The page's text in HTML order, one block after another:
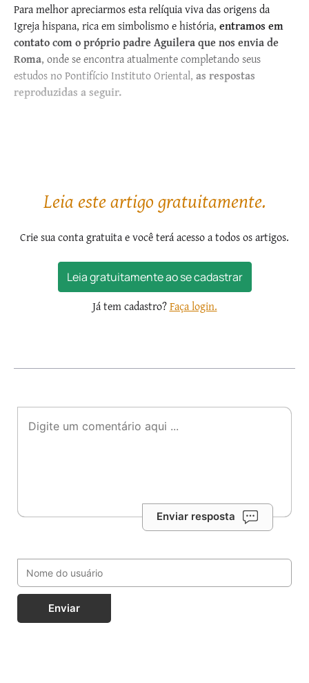
Para melhor apreciarmos esta relíquia viva das origens da
Igreja hispana, rica em simbolismo e história, entramos em
contato com o próprio padre Aguilera que nos envia de
Roma, onde se encontra atualmente completando seus
estudos no Pontifício Instituto Oriental, as respostas
reproduzidas a seguir.
Leia este artigo gratuitamente.
Crie sua conta gratuita e você terá acesso a todos os artigos.
Leia gratuitamente ao se cadastrar
Já tem cadastro?Faça login.
Enviar resposta
Enviar